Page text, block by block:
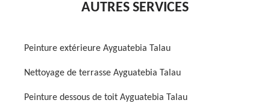
AUTRES SERVICES
Peinture extérieure Ayguatebia Talau
Nettoyage de terrasse Ayguatebia Talau
Peinture dessous de toit Ayguatebia Talau